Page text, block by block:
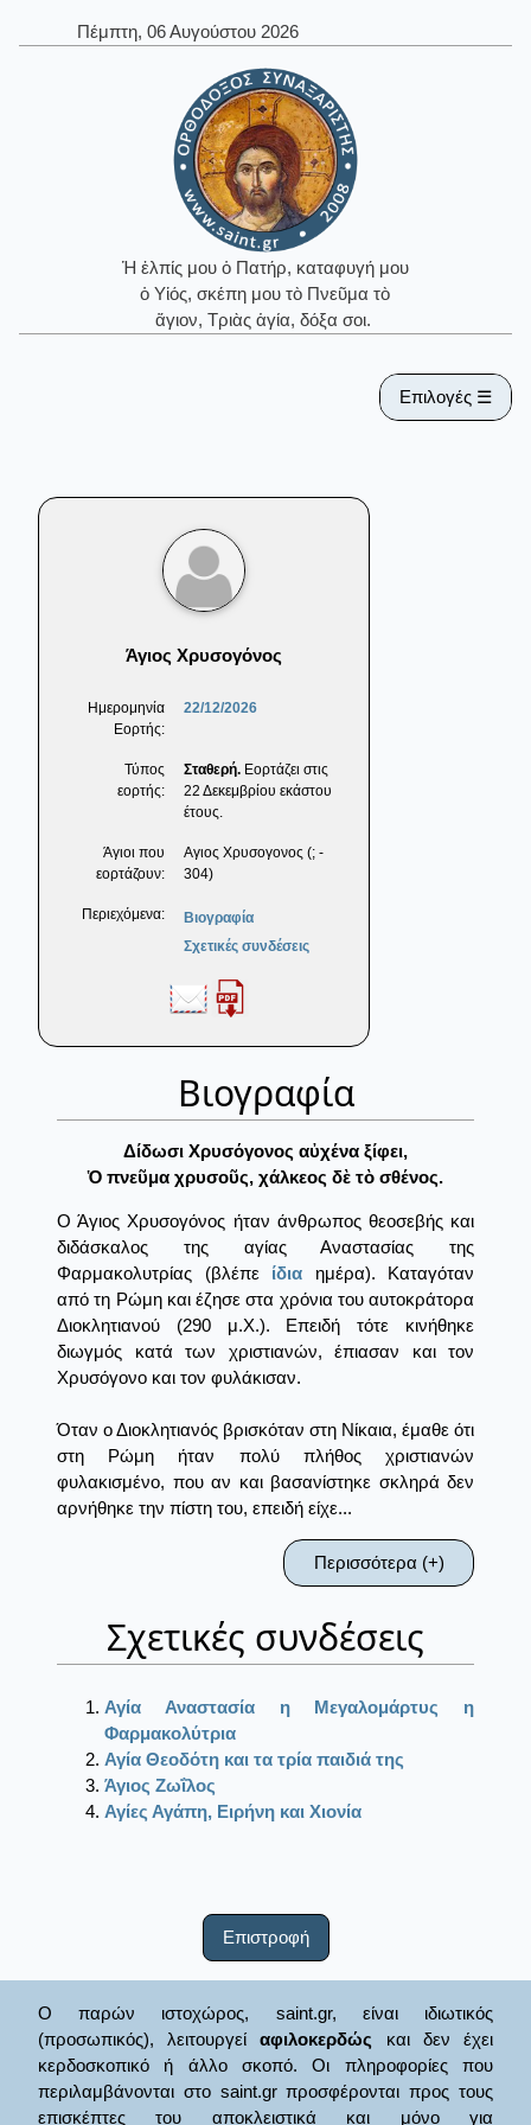
Πέμπτη, 06 Αυγούστου 2026
Ἡ ἐλπίς μου ὁ Πατήρ, καταφυγή μου
ὁ Υἱός, σκέπη μου τὸ Πνεῦμα τὸ
ἅγιον, Τριὰς ἁγία, δόξα σοι.
Επιλογές ☰
Άγιος Χρυσογόνος
Ημερομηνία
Εορτής:
22/12/2026
Τύπος
εορτής:
Σταθερή. Εορτάζει στις
22 Δεκεμβρίου εκάστου
έτους.
Άγιοι που
εορτάζουν:
Αγιος Χρυσογονος (; -
304)
Περιεχόμενα:
Βιογραφία
Σχετικές συνδέσεις
Βιογραφία
Δίδωσι Χρυσόγονος αὐχένα ξίφει,
Ὁ πνεῦμα χρυσοῦς, χάλκεος δὲ τὸ σθένος.
Ο Άγιος Χρυσογόνος ήταν άνθρωπος θεοσεβής και
διδάσκαλος της αγίας Αναστασίας της
Φαρμακολυτρίας (βλέπε ίδια ημέρα). Καταγόταν
από τη Ρώμη και έζησε στα χρόνια του αυτοκράτορα
Διοκλητιανού (290 μ.Χ.). Επειδή τότε κινήθηκε
διωγμός κατά των χριστιανών, έπιασαν και τον
Χρυσόγονο και τον φυλάκισαν.
Όταν ο Διοκλητιανός βρισκόταν στη Νίκαια, έμαθε ότι
στη Ρώμη ήταν πολύ πλήθος χριστιανών
φυλακισμένο, που αν και βασανίστηκε σκληρά δεν
αρνήθηκε την πίστη του, επειδή είχε...
Περισσότερα (+)
Σχετικές συνδέσεις
Αγία Αναστασία η Μεγαλομάρτυς η
Φαρμακολύτρια
Αγία Θεοδότη και τα τρία παιδιά της
Άγιος Ζωΐλος
Αγίες Αγάπη, Ειρήνη και Χιονία
Επιστροφή
Ο παρών ιστοχώρος, saint.gr, είναι ιδιωτικός
(προσωπικός), λειτουργείαφιλοκερδώς και δεν έχει
κερδοσκοπικό ή άλλο σκοπό. Οι πληροφορίες που
περιλαμβάνονται στο saint.gr προσφέρονται προς τους
επισκέπτες του αποκλειστικά και μόνο για